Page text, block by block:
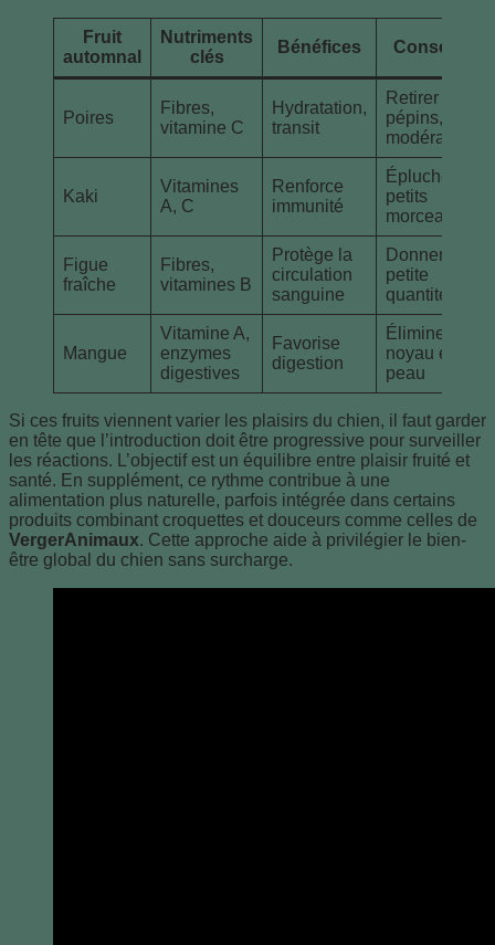
Fruit
automnal
Nutriments
clés
Bénéfices Conseils
Poires
Fibres,
vitamine C
Hydratation,
transit
Retirer
pépins,
modération
Kaki
Vitamines
A, C
Renforce
immunité
Éplucher,
petits
morceaux
Figue
fraîche
Fibres,
vitamines B
Protège la
circulation
sanguine
Donner en
petite
quantité
Mangue
Vitamine A,
enzymes
digestives
Favorise
digestion
Éliminer
noyau et
peau
Si ces fruits viennent varier les plaisirs du chien, il faut garder
en tête que l’introduction doit être progressive pour surveiller
les réactions. L’objectif est un équilibre entre plaisir fruité et
santé. En supplément, ce rythme contribue à une
alimentation plus naturelle, parfois intégrée dans certains
produits combinant croquettes et douceurs comme celles de
VergerAnimaux. Cette approche aide à privilégier le bien-
être global du chien sans surcharge.